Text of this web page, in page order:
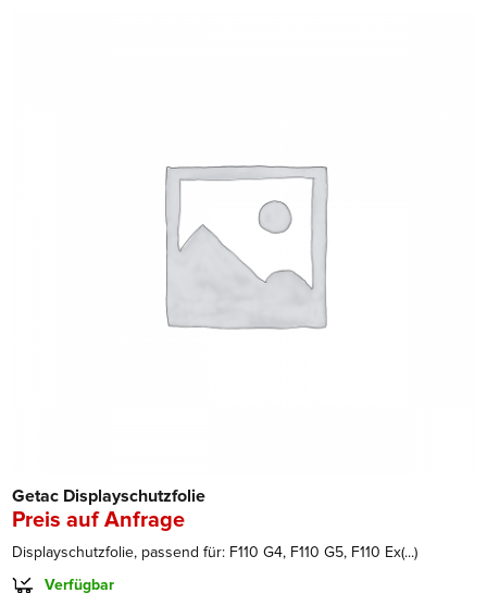
Getac Displayschutzfolie
Preis auf Anfrage
Displayschutzfolie, passend für: F110 G4, F110 G5, F110 Ex(...)
Verfügbar